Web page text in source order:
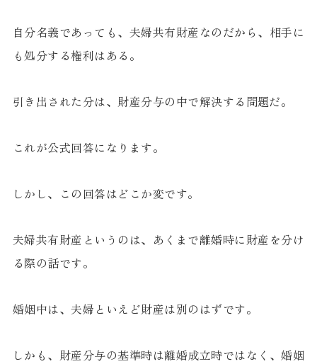
自分名義であっても、夫婦共有財産なのだから、相手に
も処分する権利はある。
引き出された分は、財産分与の中で解決する問題だ。
これが公式回答になります。
しかし、この回答はどこか変です。
夫婦共有財産というのは、あくまで離婚時に財産を分け
る際の話です。
婚姻中は、夫婦といえど財産は別のはずです。
しかも、財産分与の基準時は離婚成立時ではなく、婚姻